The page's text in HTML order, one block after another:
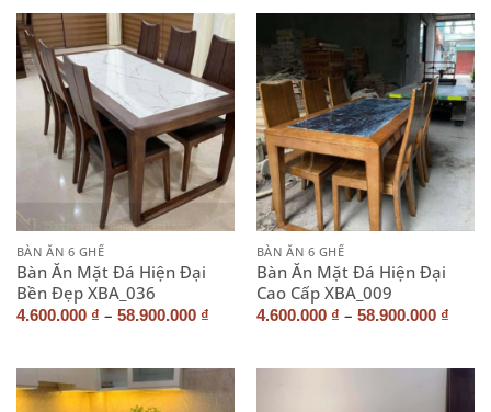
BÀN ĂN 6 GHẾ
Bàn Ăn Mặt Đá Hiện Đại
Bền Đẹp XBA_036
4.600.000 ₫ – 58.900.000 ₫
BÀN ĂN 6 GHẾ
Bàn Ăn Mặt Đá Hiện Đại
Cao Cấp XBA_009
4.600.000 ₫ – 58.900.000 ₫